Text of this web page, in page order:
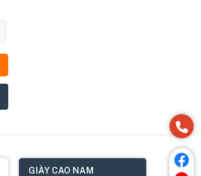
GIÀY CAO NAM